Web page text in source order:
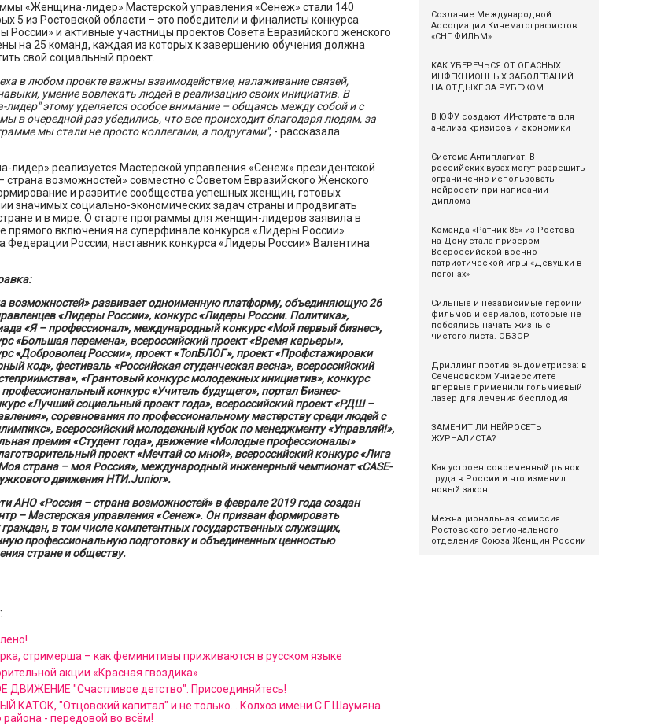
«Женщина-лидер» Мастерской управления «Сенеж» стали 140
5 из Ростовской области – это победители и финалисты конкурса
России» и активные участницы проектов Совета Евразийского женского
на 25 команд, каждая из которых к завершению обучения должна
свой социальный проект.
в любом проекте важны взаимодействие, налаживание связей,
умение вовлекать людей в реализацию своих инициатив. В
этому уделяется особое внимание – общаясь между собой и с
в очередной раз убедились, что все происходит благодаря людям, за
мы стали не просто коллегами, а подругами", - рассказала
реализуется Мастерской управления «Сенеж» президентской
возможностей» совместно с Советом Евразийского Женского
и развитие сообщества успешных женщин, готовых
значимых социально-экономических задач страны и продвигать
и в мире. О старте программы для женщин-лидеров заявила в
прямого включения на суперфинале конкурса «Лидеры России»
Федерации России, наставник конкурса «Лидеры России» Валентина
возможностей» развивает одноименную платформу, объединяющую 26
«Лидеры России», конкурс «Лидеры России. Политика»,
«Я – профессионал», международный конкурс «Мой первый бизнес»,
«Большая перемена», всероссийский проект «Время карьеры»,
«Доброволец России», проект «ТопБЛОГ», проект «Профстажировки
код», фестиваль «Российская студенческая весна», всероссийский
«Грантовый конкурс молодежных инициатив», конкурс
конкурс «Учитель будущего», портал Бизнес-
«Лучший социальный проект года», всероссийский проект «РДШ –
соревнования по профессиональному мастерству среди людей с
всероссийский молодежный кубок по менеджменту «Управляй!»,
премия «Студент года», движение «Молодые профессионалы»
проект «Мечтай со мной», всероссийский конкурс «Лига
страна – моя Россия», международный инженерный чемпионат «CASE-
движения НТИ.Junior».
АНО «Россия – страна возможностей» в феврале 2019 года создан
– Мастерская управления «Сенеж». Он призван формировать
в том числе компетентных государственных служащих,
профессиональную подготовку и объединенных ценностью
стране и обществу.
стримерша – как феминитивы приживаются в русском языке
акции «Красная гвоздика»
"Счастливое детство". Присоединяйтесь!
КАТОК, "Отцовский капитал" и не только... Колхоз имени С.Г.Шаумяна
района - передовой во всём!
Cоздание Международной
Ассоциации Кинематографистов
«СНГ ФИЛЬМ»
КАК УБЕРЕЧЬСЯ ОТ ОПАСНЫХ
ИНФЕКЦИОННЫХ ЗАБОЛЕВАНИЙ
НА ОТДЫХЕ ЗА РУБЕЖОМ
В ЮФУ создают ИИ-стратега для
анализа кризисов и экономики
Система Антиплагиат. В
российских вузах могут разрешить
ограниченно использовать
нейросети при написании
диплома
Команда «Ратник 85» из Ростова-
на-Дону стала призером
Всероссийской военно-
патриотической игры «Девушки в
погонах»
Сильные и независимые героини
фильмов и сериалов, которые не
побоялись начать жизнь с
чистого листа. ОБЗОР
Дриллинг против эндометриоза: в
Сеченовском Университете
впервые применили гольмиевый
лазер для лечения бесплодия
ЗАМЕНИТ ЛИ НЕЙРОСЕТЬ
ЖУРНАЛИСТА?
Как устроен современный рынок
труда в России и что изменил
новый закон
Межнациональная комиссия
Ростовского регионального
отделения Союза Женщин России